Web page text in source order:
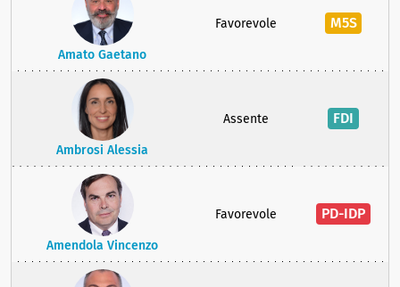
Amato Gaetano
Favorevole M5S
Ambrosi Alessia
Assente FDI
Amendola Vincenzo
Favorevole PD-IDP